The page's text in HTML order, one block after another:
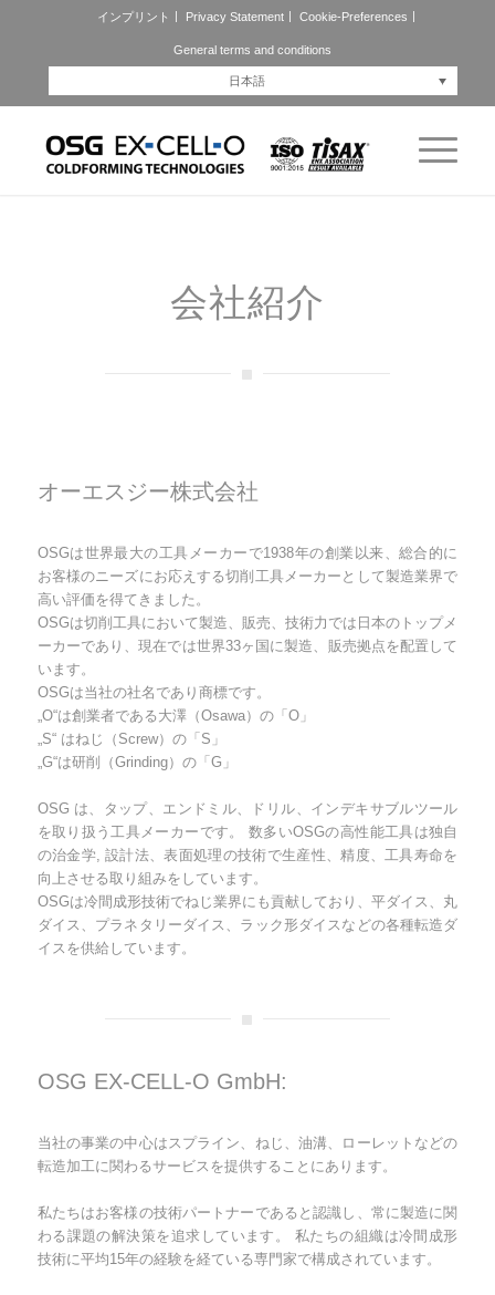
インプリント Privacy Statement Cookie-Preferences
General terms and conditions
日本語
会社紹介
オーエスジー株式会社
OSGは世界最大の工具メーカーで1938年の創業以来、総合的に
お客様のニーズにお応えする切削工具メーカーとして製造業界で
高い評価を得てきました。
OSGは切削工具において製造、販売、技術力では日本のトップメ
ーカーであり、現在では世界33ヶ国に製造、販売拠点を配置して
います。
OSGは当社の社名であり商標です。
„O“は創業者である大澤（Osawa）の「O」
„S“ はねじ（Screw）の「S」
„G“は研削（Grinding）の「G」
OSG は、タップ、エンドミル、ドリル、インデキサブルツール
を取り扱う工具メーカーです。 数多いOSGの高性能工具は独自
の治金学, 設計法、表面処理の技術で生産性、精度、工具寿命を
向上させる取り組みをしています。
OSGは冷間成形技術でねじ業界にも貢献しており、平ダイス、丸
ダイス、プラネタリーダイス、ラック形ダイスなどの各種転造ダ
イスを供給しています。
OSG EX-CELL-O GmbH:
当社の事業の中心はスプライン、ねじ、油溝、ローレットなどの
転造加工に関わるサービスを提供することにあります。
私たちはお客様の技術パートナーであると認識し、常に製造に関
わる課題の解決策を追求しています。 私たちの組織は冷間成形
技術に平均15年の経験を経ている専門家で構成されています。